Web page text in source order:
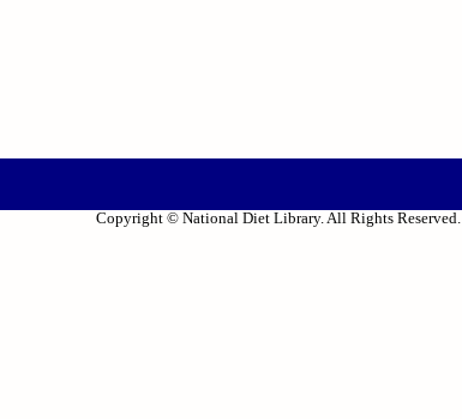
Copyright © National Diet Library. All Rights Reserved.